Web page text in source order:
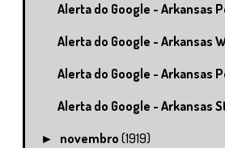
Alerta do Google - Arkansas
Alerta do Google - Arkansas
Alerta do Google - Arkansas
Alerta do Google - Arkansas
► novembro(1919)